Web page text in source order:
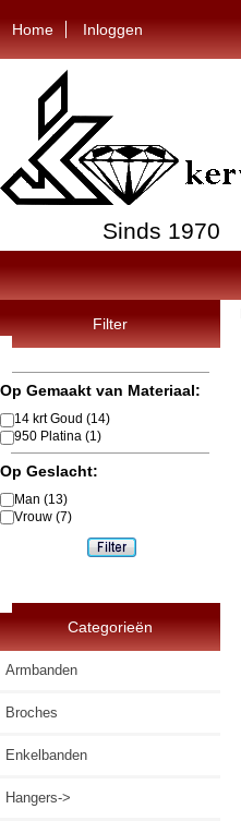
Home Inloggen
Sinds 1970
Filter
Op Gemaakt van Materiaal:
14 krt Goud (14)
950 Platina (1)
Op Geslacht:
Man (13)
Vrouw (7)
Categorieën
Armbanden
Broches
Enkelbanden
Hangers->